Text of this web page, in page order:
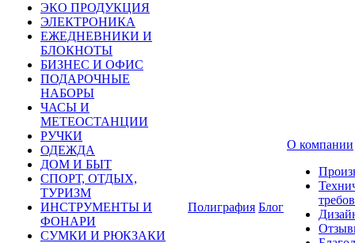
ЭКО ПРОДУКЦИЯ
ЭЛЕКТРОНИКА
ЕЖЕДНЕВНИКИ И
БЛОКНОТЫ
БИЗНЕС И ОФИС
ПОДАРОЧНЫЕ
НАБОРЫ
ЧАСЫ И
МЕТЕОСТАНЦИИ
РУЧКИ
ОДЕЖДА
ДОМ И БЫТ
СПОРТ, ОТДЫХ,
ТУРИЗМ
ИНСТРУМЕНТЫ И
ФОНАРИ
СУМКИ И РЮКЗАКИ
Полиграфия Блог
О компании